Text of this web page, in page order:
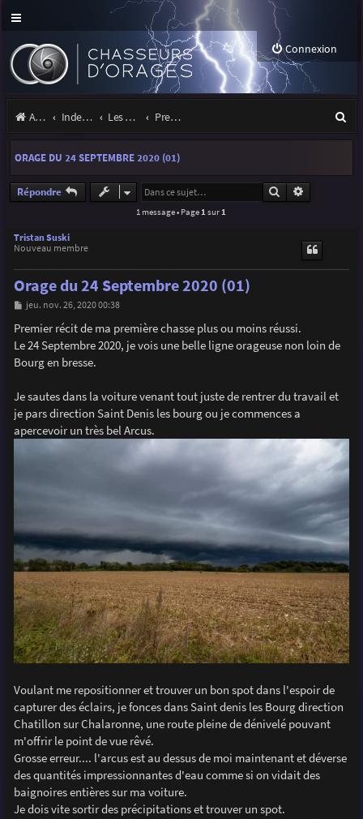
Connexion
Accueil Index du forum Les orages Premiers pas sous les orages
e
ORAGE DU 24 SEPTEMBRE 2020 (01)
Répondre Rechercher
1 message • Page 1 sur 1
Tristan Suski
Nouveau membre
Orage du 24 Septembre 2020 (01)
M
s
s
a
e
jeu. nov. 26, 2020 00:38
Premier récit de ma première chasse plus ou moins réussi.
Le 24 Septembre 2020, je vois une belle ligne orageuse non loin de
Bourg en bresse.
Je sautes dans la voiture venant tout juste de rentrer du travail et
je pars direction Saint Denis les bourg ou je commences a
apercevoir un très bel Arcus.
Voulant me repositionner et trouver un bon spot dans l'espoir de
capturer des éclairs, je fonces dans Saint denis les Bourg direction
Chatillon sur Chalaronne, une route pleine de dénivelé pouvant
m'offrir le point de vue rêvé.
Grosse erreur.... l'arcus est au dessus de moi maintenant et déverse
des quantités impressionnantes d'eau comme si on vidait des
baignoires entières sur ma voiture.
Je dois vite sortir des précipitations et trouver un spot.